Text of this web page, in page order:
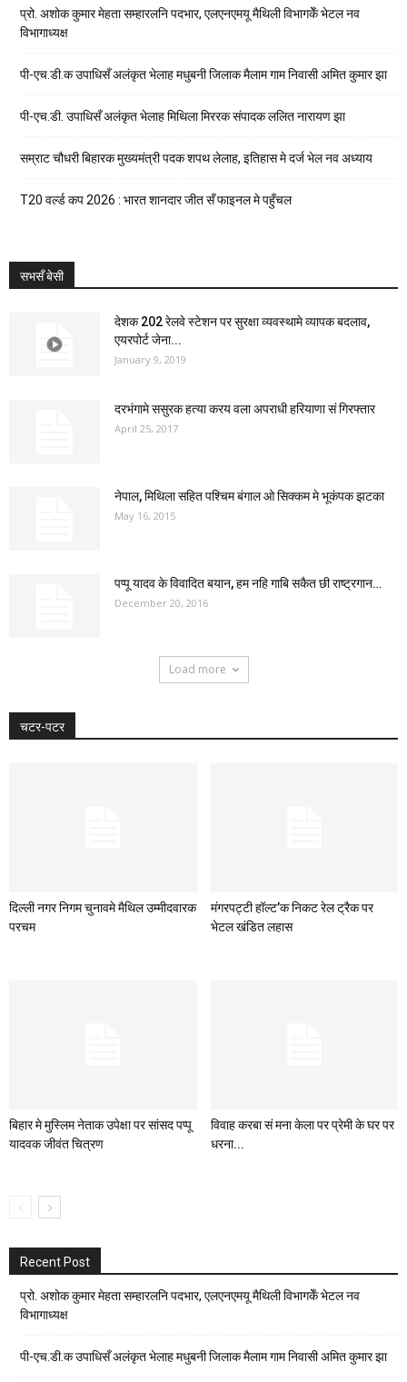
प्रो. अशोक कुमार मेहता सम्हारलनि पदभार, एलएनएमयू मैथिली विभागकेँ भेटल नव
विभागाध्यक्ष
पी-एच.डी.क उपाधिसँ अलंकृत भेलाह मधुबनी जिलाक मैलाम गाम निवासी अमित कुमार झा
पी-एच.डी. उपाधिसँ अलंकृत भेलाह मिथिला मिररक संपादक ललित नारायण झा
सम्राट चौधरी बिहारक मुख्यमंत्री पदक शपथ लेलाह, इतिहास मे दर्ज भेल नव अध्याय
T20 वर्ल्ड कप 2026 : भारत शानदार जीत सँ फाइनल मे पहुँचल
सभसँ बेसी
देशक 202 रेलवे स्टेशन पर सुरक्षा व्यवस्थामे व्यापक बदलाव,
एयरपोर्ट जेना...
January 9, 2019
दरभंगामे ससुरक हत्या करय वला अपराधी हरियाणा सं गिरफ्तार
April 25, 2017
नेपाल, मिथिला सहित पश्चिम बंगाल ओ सिक्कम मे भूकंपक झटका
May 16, 2015
पप्पू यादव के विवादित बयान, हम नहि गाबि सकैत छी राष्ट्रगान…
December 20, 2016
Load more
चटर-पटर
दिल्ली नगर निगम चुनावमे मैथिल उम्मीदवारक
परचम
मंगरपट्टी हॉल्ट’क निकट रेल ट्रैक पर
भेटल खंडित लहास
बिहार मे मुस्लिम नेताक उपेक्षा पर सांसद पप्पू
यादवक जीवंत चित्रण
विवाह करबा सं मना केला पर प्रेमी के घर पर
धरना...
Recent Post
प्रो. अशोक कुमार मेहता सम्हारलनि पदभार, एलएनएमयू मैथिली विभागकेँ भेटल नव
विभागाध्यक्ष
पी-एच.डी.क उपाधिसँ अलंकृत भेलाह मधुबनी जिलाक मैलाम गाम निवासी अमित कुमार झा